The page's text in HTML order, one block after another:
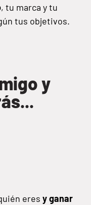
, tu marca y tu
tus objetivos.
y
eres yganar